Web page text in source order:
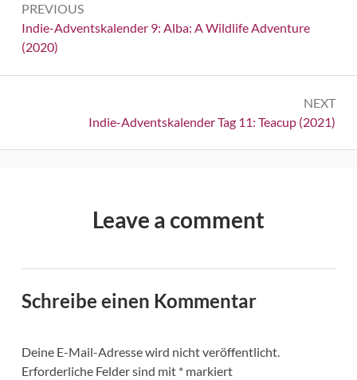
Navigation
PREVIOUS
Previous:
Indie-Adventskalender 9: Alba: A Wildlife Adventure
(2020)
NEXT
Next:
Indie-Adventskalender Tag 11: Teacup (2021)
Leave a comment
Schreibe einen Kommentar
Deine E-Mail-Adresse wird nicht veröffentlicht.
Erforderliche Felder sind mit *markiert